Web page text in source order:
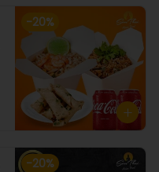
-20%
-20%